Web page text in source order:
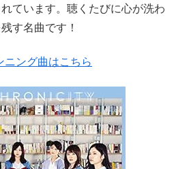
ています。聴くたびに心が洗わ
す名曲です！
ニング曲はこちら